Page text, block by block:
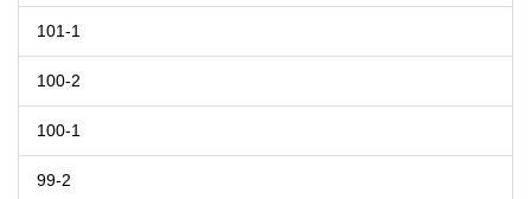
101-1
100-2
100-1
99-2